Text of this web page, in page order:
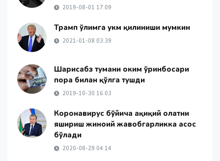
2019-08-01 17:09
Трамп ўлимга ҳукм қилиниши мумкин
2021-01-08 03:39
Шаҳрисабз тумани ҳоким ўринбосари
пора билан қўлга тушди
2019-10-30 16:03
Коронавирус бўйича ҳақиқий ҳолатни
яшириш жиноий жавобгарликка асос
бўлади
2020-08-29 04:14